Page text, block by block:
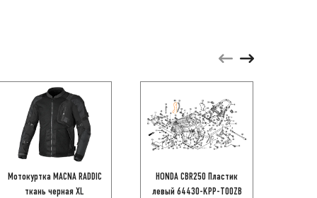
Мотокуртка MACNA RADDIC
ткань черная XL
HONDA CBR250 Пластик
левый 64430-KPP-T00ZB